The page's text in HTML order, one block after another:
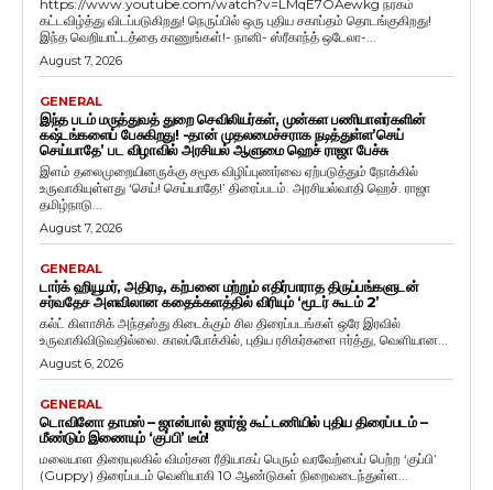
https://www.youtube.com/watch?v=LMqE7OAewkg நரகம்
கட்டவிழ்த்து விடப்படுகிறது! நெருப்பில் ஒரு புதிய சகாப்தம் தொடங்குகிறது!
இந்த வெறியாட்டத்தை காணுங்கள்!- நானி- ஸ்ரீகாந்த் ஒடேலா-...
August 7, 2026
GENERAL
இந்த படம் மருத்துவத் துறை செவிலியர்கள், முன்கள பணியாளர்களின்
கஷ்டங்களைப் பேசுகிறது! -தான் முதலமைச்சராக நடித்துள்ள’செய்
செய்யாதே’ பட விழாவில் அரசியல் ஆளுமை ஹெச் ராஜா பேச்சு
இளம் தலைமுறையினருக்கு சமூக விழிப்புணர்வை ஏற்படுத்தும் நோக்கில்
உருவாகியுள்ளது ‘செய்! செய்யாதே!’ திரைப்படம். அரசியல்வாதி ஹெச். ராஜா
தமிழ்நாடு...
August 7, 2026
GENERAL
டார்க் ஹியூமர், அதிரடி, கற்பனை மற்றும் எதிர்பாராத திருப்பங்களுடன்
சர்வதேச அளவிலான கதைக்களத்தில் விரியும் ‘மூடர் கூடம் 2’
கல்ட் கிளாசிக் அந்தஸ்து கிடைக்கும் சில திரைப்படங்கள் ஒரே இரவில்
உருவாகிவிடுவதில்லை. காலப்போக்கில், புதிய ரசிகர்களை ஈர்த்து, வெளியான...
August 6, 2026
GENERAL
டொவினோ தாமஸ் – ஜான்பால் ஜார்ஜ் கூட்டணியில் புதிய திரைப்படம் –
மீண்டும் இணையும் ‘குப்பி’ டீம்!
மலையாள திரையுலகில் விமர்சன ரீதியாகப் பெரும் வரவேற்பைப் பெற்ற ‘குப்பி’
(Guppy) திரைப்படம் வெளியாகி 10 ஆண்டுகள் நிறைவடைந்துள்ள...